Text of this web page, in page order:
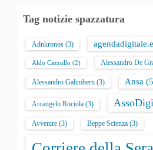
Tag notizie spazzatura
Adnkronos (3)
Aldo Cazzullo (2) Alessandro De
Alessandro Galimberti (3) Ansa
Arcangelo Rociola (3)
Avvenire (3) Beppe Scienza (3)